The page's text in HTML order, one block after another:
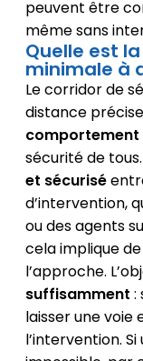
peuvent être
même sans
Quelle est
minimale à
Le corridor de
distance
comportement
sécurité de
et sécurisé
d’intervention,
ou des agents
cela implique de
l’approche.
suffisamment :
laisser une voie
l’intervention.